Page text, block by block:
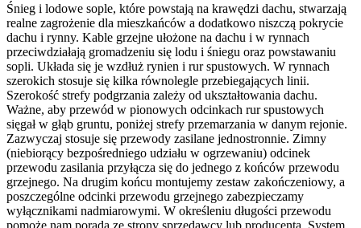
Śnieg i lodowe sople, które powstają na krawędzi dachu, stwarzają
realne zagrożenie dla mieszkańców a dodatkowo niszczą pokrycie
dachu i rynny. Kable grzejne ułożone na dachu i w rynnach
przeciwdziałają gromadzeniu się lodu i śniegu oraz powstawaniu
sopli. Układa się je wzdłuż rynien i rur spustowych. W rynnach
szerokich stosuje się kilka równolegle przebiegających linii.
Szerokość strefy podgrzania zależy od ukształtowania dachu.
Ważne, aby przewód w pionowych odcinkach rur spustowych
sięgał w głąb gruntu, poniżej strefy przemarzania w danym rejonie.
Zazwyczaj stosuje się przewody zasilane jednostronnie. Zimny
(niebiorący bezpośredniego udziału w ogrzewaniu) odcinek
przewodu zasilania przyłącza się do jednego z końców przewodu
grzejnego. Na drugim końcu montujemy zestaw zakończeniowy, a
poszczególne odcinki przewodu grzejnego zabezpieczamy
wyłącznikami nadmiarowymi. W określeniu długości przewodu
pomoże nam porada ze strony sprzedawcy lub producenta. System